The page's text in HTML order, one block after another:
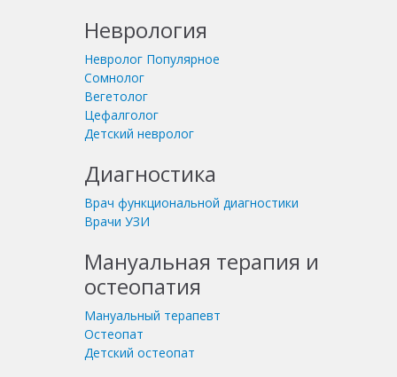
Неврология
Невролог Популярное
Сомнолог
Вегетолог
Цефалголог
Детский невролог
Диагностика
Врач функциональной диагностики
Врачи УЗИ
Мануальная терапия и
остеопатия
Мануальный терапевт
Остеопат
Детский остеопат